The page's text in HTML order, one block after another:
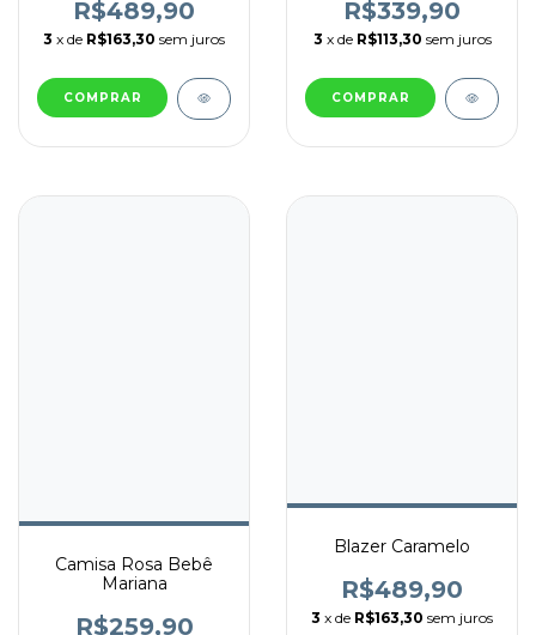
R$489,90
3 x de R$163,30 sem juros
COMPRAR
R$339,90
3 x de R$113,30 sem juros
COMPRAR
Camisa Rosa Bebê
Mariana
R$259,90
Blazer Caramelo
R$489,90
3 x de R$163,30 sem juros